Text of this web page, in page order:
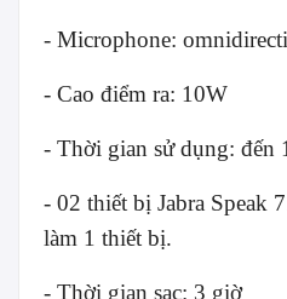
- Microphone:
- Cao điểm ra: 10W
- Thời gian sử dụng: đến
- 02 thiết bị Jabra Speak
làm 1 thiết bị.
- Thời gian sạc: 3 giờ